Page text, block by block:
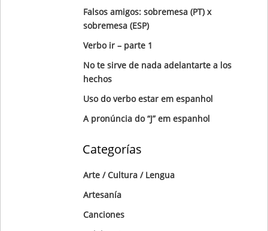
Falsos amigos: sobremesa (PT) x
sobremesa (ESP)
Verbo ir – parte 1
No te sirve de nada adelantarte a los
hechos
Uso do verbo estar em espanhol
A pronúncia do “J” em espanhol
Categorías
Arte / Cultura / Lengua
Artesanía
Canciones